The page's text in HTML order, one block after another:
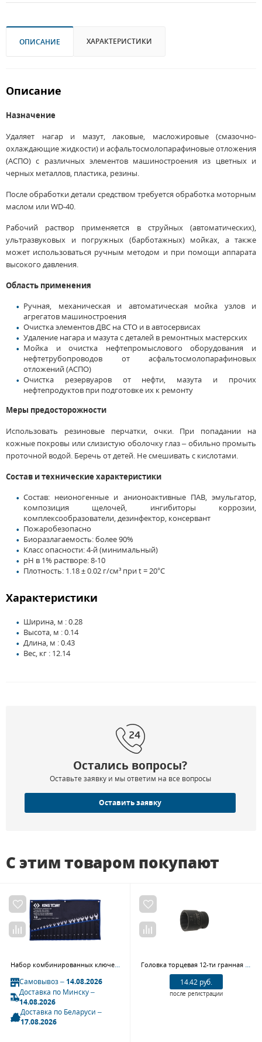
ОПИСАНИЕ ХАРАКТЕРИСТИКИ
Описание
Назначение
Удаляет нагар и мазут, лаковые, масложировые (смазочно-
охлаждающие жидкости) и асфальтосмолопарафиновые отложения
(АСПО) с различных элементов машиностроения из цветных и
черных металлов, пластика, резины.
После обработки детали средством требуется обработка моторным
маслом или WD-40.
Рабочий раствор применяется в струйных (автоматических),
ультразвуковых и погружных (барботажных) мойках, а также
может использоваться ручным методом и при помощи аппарата
высокого давления.
Область применения
Ручная, механическая и автоматическая мойка узлов и
агрегатов машиностроения
Очистка элементов ДВС на СТО и в автосервисах
Удаление нагара и мазута с деталей в ремонтных мастерских
Мойка и очистка нефтепромыслового оборудования и
нефтетрубопроводов от асфальтосмолопарафиновых
отложений (АСПО)
Очистка резервуаров от нефти, мазута и прочих
нефтепродуктов при подготовке их к ремонту
Меры предосторожности
Использовать резиновые перчатки, очки. При попадании на
кожные покровы или слизистую оболочку глаз – обильно промыть
проточной водой. Беречь от детей. Не смешивать с кислотами.
Состав и технические характеристики
Состав: неионогенные и анионоактивные ПАВ, эмульгатор,
композиция щелочей, ингибиторы коррозии,
комплексообразователи, дезинфектор, консервант
Пожаробезопасно
Биоразлагаемость: более 90%
Класс опасности: 4-й (минимальный)
pH в 1% растворе: 8-10
Плотность: 1.18 ± 0.02 г/см³ при t = 20°C
Характеристики
Ширина, м : 0.28
Высота, м : 0.14
Длина, м : 0.43
Вес, кг : 12.14
Остались вопросы?
Оставьте заявку и мы ответим на все вопросы
Оставить заявку
С этим товаром покупают
Набор комбинированных ключей KING TONY 12D18MRN, 6-24 мм, чехол из теторона, 18 предметов
Самовывоз –14.08.2026
Доставка по Минску –
14.08.2026
Доставка по Беларуси –
17.08.2026
Головка торцевая 12-ти гранная ударная JTC 443924 (1/2", 24 мм, L=38 мм)
14.42 руб.
после регистрации